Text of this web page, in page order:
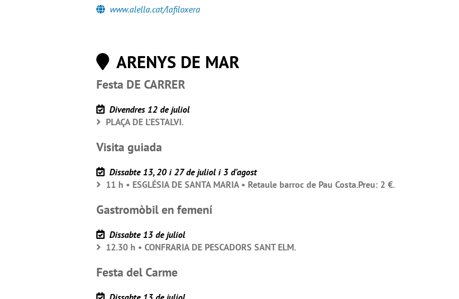
www.alella.cat/lafiloxera
ARENYS DE MAR
Festa DE CARRER
Divendres 12 de juliol
PLAÇA DE L’ESTALVI.
Visita guiada
Dissabte 13, 20 i 27 de juliol i 3 d’agost
11 h • ESGLÉSIA DE SANTA MARIA • Retaule barroc de Pau Costa.Preu: 2 €.
Gastromòbil en femení
Dissabte 13 de juliol
12.30 h • CONFRARIA DE PESCADORS SANT ELM.
Festa del Carme